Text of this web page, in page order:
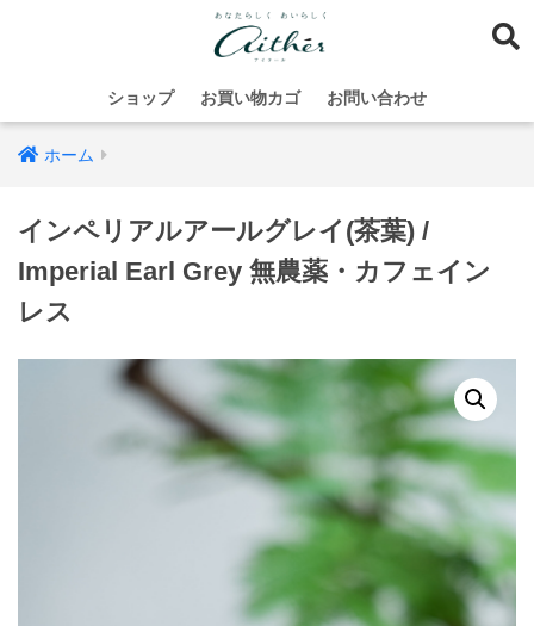
ショップ お買い物カゴ お問い合わせ
ホーム
インペリアルアールグレイ(茶葉) /
Imperial Earl Grey 無農薬・カフェイン
レス